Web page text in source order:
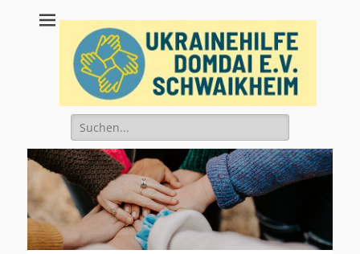
Ukrainehilfe
Domdai e.V.
Suche
nach: